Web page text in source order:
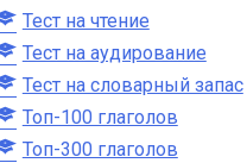
Тест на чтение
Тест на аудирование
Тест на словарный запас
Топ-100 глаголов
Топ-300 глаголов